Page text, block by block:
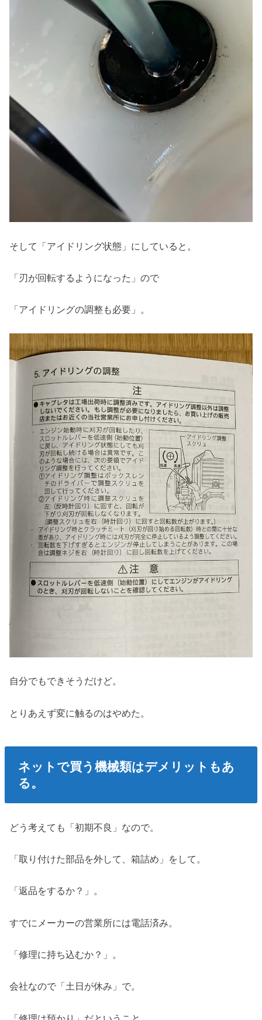
そして「アイドリング状態」にしていると。
「刃が回転するようになった」ので
「アイドリングの調整も必要」。
自分でもできそうだけど。
とりあえず変に触るのはやめた。
ネットで買う機械類はデメリットもあ
る。
どう考えても「初期不良」なので。
「取り付けた部品を外して、箱詰め」をして。
「返品をするか？」。
すでにメーカーの営業所には電話済み。
「修理に持ち込むか？」。
会社なので「土日が休み」で。